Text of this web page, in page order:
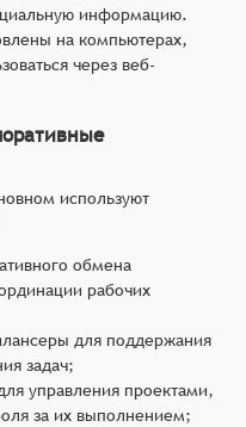
информацию.
на компьютерах,
через веб-
используют
обмена
рабочих
для поддержания
задач;
управления проектами,
за их выполнением;